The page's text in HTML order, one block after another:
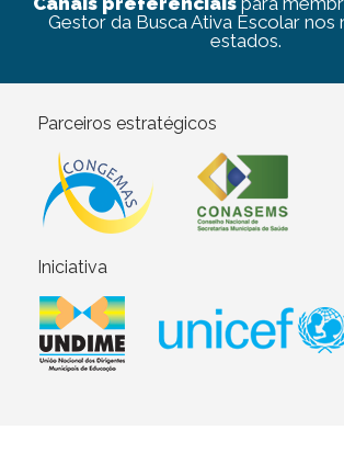
Gestor da Busca Ativa Escolar nos
estados.
Parceiros estratégicos
Iniciativa